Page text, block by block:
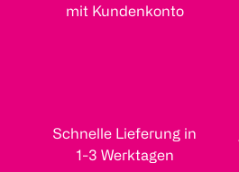
mit Kundenkonto
Schnelle Lieferung in
1-3 Werktagen